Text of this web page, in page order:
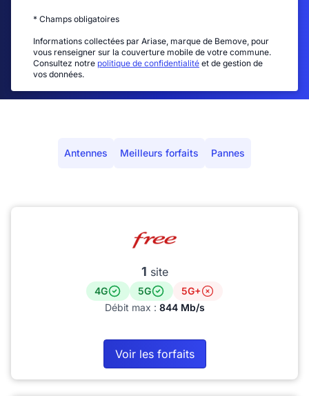
* Champs obligatoires
Informations collectées par Ariase, marque de Bemove, pour
vous renseigner sur la couverture mobile de votre commune.
Consultez notre politique de confidentialité et de gestion de
vos données.
Antennes Meilleurs forfaits Pannes
1 site
4G 5G
5G+
Débit max : 844 Mb/s
Voir les forfaits